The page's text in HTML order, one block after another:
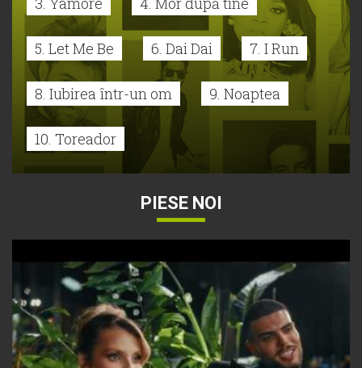
5. Let Me Be 6. Dai Dai 7. I Run
8. Iubirea într-un om 9. Noaptea
10. Toreador
PIESE NOI